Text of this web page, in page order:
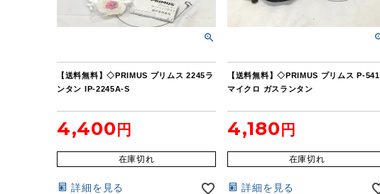
【送料無料】◇PRIMUS プリムス 2245ラ
ンタン IP-2245A-S
4,400
在庫切れ
詳細を見る
【送料無料】◇PRIMUS プリムス P-541
マイクロ ガスランタン
4,180
在庫切れ
詳細を見る